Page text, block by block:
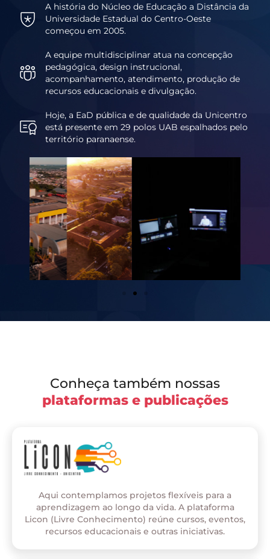
A história do Núcleo de Educação a Distância da
Universidade Estadual do Centro-Oeste
começou em 2005.
A equipe multidisciplinar atua na concepção
pedagógica, design instrucional,
acompanhamento, atendimento, produção de
recursos educacionais e divulgação.
Hoje, a EaD pública e de qualidade da Unicentro
está presente em 29 polos UAB espalhados pelo
território paranaense.
Conheça também nossas
plataformas e publicações
Aqui contemplamos projetos flexíveis para a
aprendizagem ao longo da vida. A plataforma
Licon (Livre Conhecimento) reúne cursos, eventos,
recursos educacionais e outras iniciativas.